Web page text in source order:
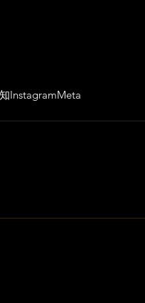
InstagramMeta